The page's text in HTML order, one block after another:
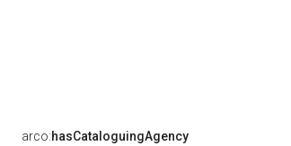
arco:hasCataloguingAgency